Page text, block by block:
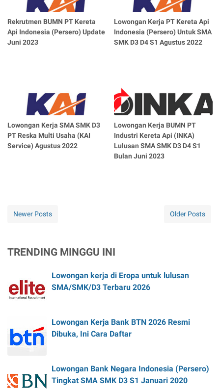
Rekrutmen BUMN PT Kereta
Api Indonesia (Persero) Update
Juni 2023
Lowongan Kerja PT Kereta Api
Indonesia (Persero) Untuk SMA
SMK D3 D4 S1 Agustus 2022
Lowongan Kerja SMA SMK D3
PT Reska Multi Usaha (KAI
Service) Agustus 2022
Lowongan Kerja BUMN PT
Industri Kereta Api (INKA)
Lulusan SMA SMK D3 D4 S1
Bulan Juni 2023
Newer Posts Older Posts
TRENDING MINGGU INI
Lowongan kerja di Eropa untuk lulusan
SMA/SMK/D3 Terbaru 2026
Lowongan Kerja Bank BTN 2026 Resmi
Dibuka, Ini Cara Daftar
Lowongan Bank Negara Indonesia (Persero)
Tingkat SMA SMK D3 S1 Januari 2020